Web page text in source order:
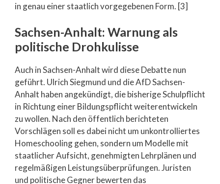
in genau einer staatlich vorgegebenen Form. [3]
Sachsen-Anhalt: Warnung als
politische Drohkulisse
Auch in Sachsen-Anhalt wird diese Debatte nun
geführt. Ulrich Siegmund und die AfD Sachsen-
Anhalt haben angekündigt, die bisherige Schulpflicht
in Richtung einer Bildungspflicht weiterentwickeln
zu wollen. Nach den öffentlich berichteten
Vorschlägen soll es dabei nicht um unkontrolliertes
Homeschooling gehen, sondern um Modelle mit
staatlicher Aufsicht, genehmigten Lehrplänen und
regelmäßigen Leistungsüberprüfungen. Juristen
und politische Gegner bewerten das